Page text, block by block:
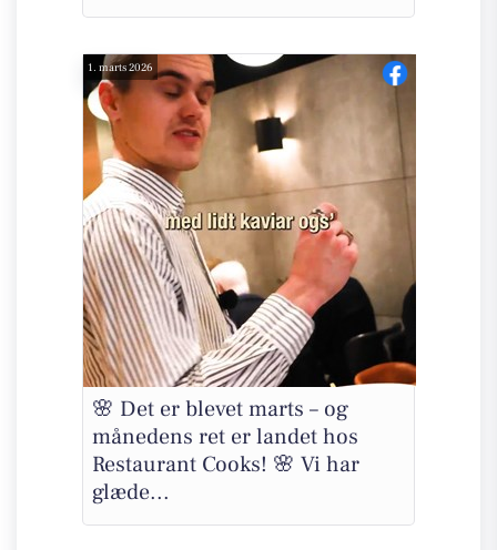
1. marts 2026
🌸 Det er blevet marts – og
månedens ret er landet hos
Restaurant Cooks! 🌸 Vi har
glæde...